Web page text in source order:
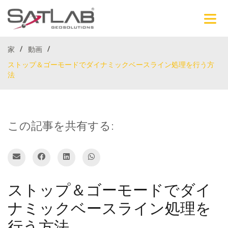
家 動画
ストップ＆ゴーモードでダイナミックベースライン処理を行う方
法
この記事を共有する:
ストップ＆ゴーモードでダイ
ナミックベースライン処理を